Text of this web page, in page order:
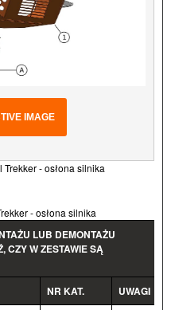
IMAGE
- osłona silnika
- osłona silnika
LUB DEMONTAŻU
CZY W ZESTAWIE SĄ
NR KAT. UWAGI